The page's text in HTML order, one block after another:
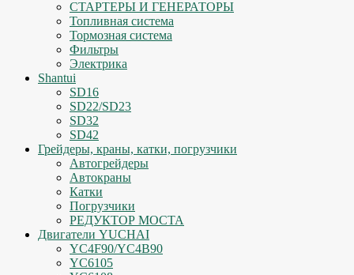
СТАРТЕРЫ И ГЕНЕРАТОРЫ
Топливная система
Тормозная система
Фильтры
Электрика
Shantui
SD16
SD22/SD23
SD32
SD42
Грейдеры, краны, катки, погрузчики
Автогрейдеры
Автокраны
Катки
Погрузчики
РЕДУКТОР МОСТА
Двигатели YUCHAI
YC4F90/YC4B90
YC6105